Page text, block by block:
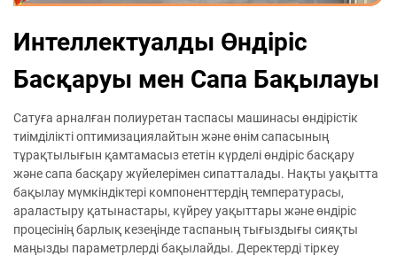
Интеллектуалды Өндіріс
Басқаруы мен Сапа Бақылауы
Сатуға арналған полиуретан таспасы машинасы өндірістік
тиімділікті оптимизациялайтын және өнім сапасының
тұрақтылығын қамтамасыз ететін күрделі өндіріс басқару
және сапа басқару жүйелерімен сипатталады. Нақты уақытта
бақылау мүмкіндіктері компоненттердің температурасы,
араластыру қатынастары, күйреу уақыттары және өндіріс
процесінің барлық кезеңінде таспаның тығыздығы сияқты
маңызды параметрлерді бақылайды. Деректерді тіркеу